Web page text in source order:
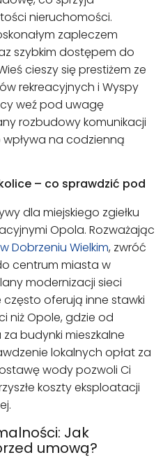
nieruchomości.
zapleczem
szybkim dostępem do
cieszy się prestiżem ze
rekreacyjnych i Wyspy
weź pod uwagę
rozbudowy komunikacji
na codzienną
– co sprawdzić pod
dla miejskiego zgiełku
Opola. Rozważając
Dobrzeniu Wielkim, zwróć
centrum miasta w
modernizacji sieci
oferują inne stawki
niż Opole, gdzie od
budynki mieszkalne
lokalnych opłat za
wody pozwoli Ci
koszty eksploatacji
Jak
umową?